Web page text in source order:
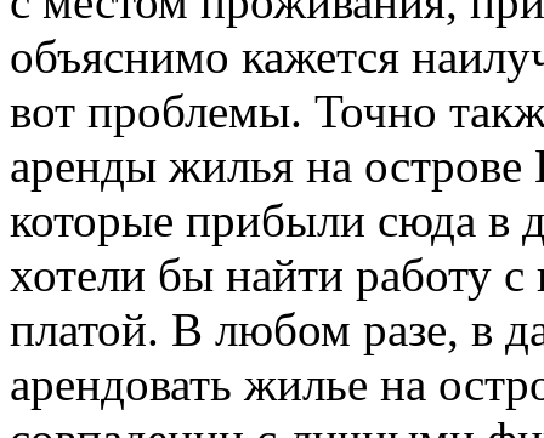
объяснимо кажется
вот проблемы. Точно
аренды жилья на острове
которые прибыли сюда в
хотели бы найти работу
платой. В любом разе, в
арендовать жилье на